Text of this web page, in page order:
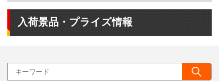
入荷景品・プライズ情報